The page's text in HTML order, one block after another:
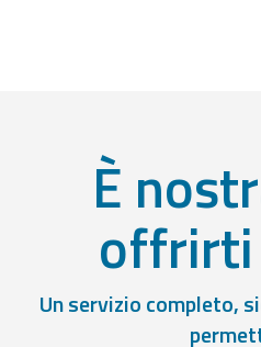
È
offrirti
Un servizio completo,